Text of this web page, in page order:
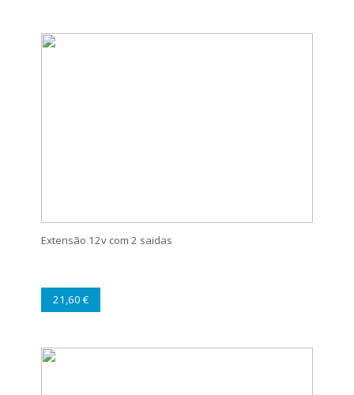
Extensão 12v com 2 saidas
21,60 €